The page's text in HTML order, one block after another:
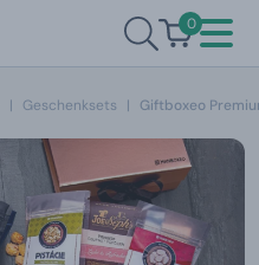
0
| Geschenksets | Giftboxeo